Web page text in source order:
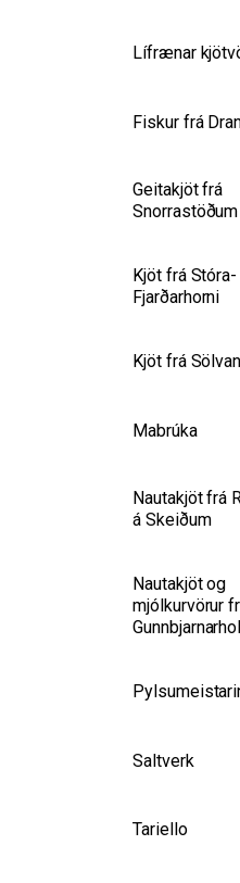
Lífrænar
Fiskur frá
Geitakjöt frá
Snorrastöðum
Kjöt frá Stóra-
Fjarðarhorni
Kjöt frá
Mabrúka
Nautakjöt frá
á Skeiðum
Nautakjöt og
mjólkurvörur
Saltverk
Tariello